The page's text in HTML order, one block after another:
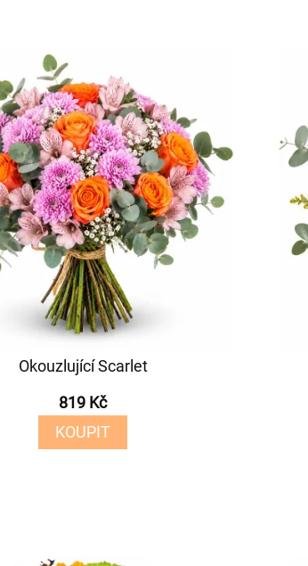
Okouzlující Scarlet
819 Kč
KOUPIT